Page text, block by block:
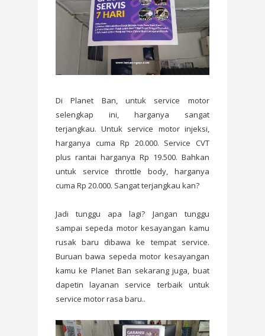
Di Planet Ban, untuk service motor
selengkap ini, harganya sangat
terjangkau. Untuk service motor injeksi,
harganya cuma Rp 20.000. Service CVT
plus rantai harganya Rp 19.500. Bahkan
untuk service throttle body, harganya
cuma Rp 20.000. Sangat terjangkau kan?
Jadi tunggu apa lagi? Jangan tunggu
sampai sepeda motor kesayangan kamu
rusak baru dibawa ke tempat service.
Buruan bawa sepeda motor kesayangan
kamu ke Planet Ban sekarang juga, buat
dapetin layanan service terbaik untuk
service motor rasa baru..